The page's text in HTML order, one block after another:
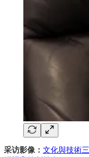
采访影像： 文化與技術